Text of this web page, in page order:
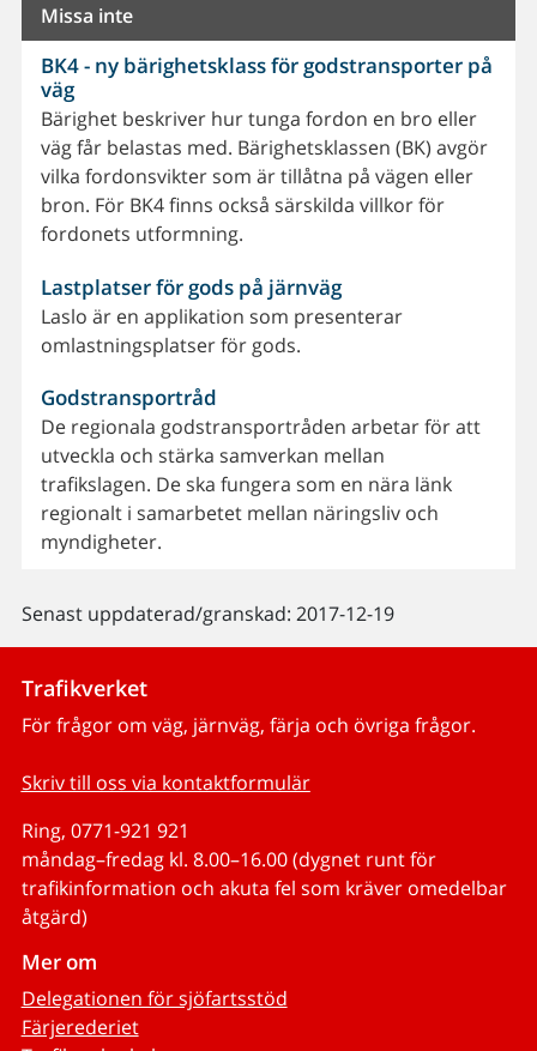
Missa inte
BK4 - ny bärighetsklass för godstransporter på
väg
Bärighet beskriver hur tunga fordon en bro eller
väg får belastas med. Bärighetsklassen (BK) avgör
vilka fordonsvikter som är tillåtna på vägen eller
bron. För BK4 finns också särskilda villkor för
fordonets utformning.
Lastplatser för gods på järnväg
Laslo är en applikation som presenterar
omlastningsplatser för gods.
Godstransportråd
De regionala godstransportråden arbetar för att
utveckla och stärka samverkan mellan
trafikslagen. De ska fungera som en nära länk
regionalt i samarbetet mellan näringsliv och
myndigheter.
Senast uppdaterad/granskad: 2017-12-19
Trafikverket
För frågor om väg, järnväg, färja och övriga frågor.
Skriv till oss via kontaktformulär
Ring, 0771-921 921
måndag–fredag kl. 8.00–16.00 (dygnet runt för
trafikinformation och akuta fel som kräver omedelbar
åtgärd)
Mer om
Delegationen för sjöfartsstöd
Färjerederiet